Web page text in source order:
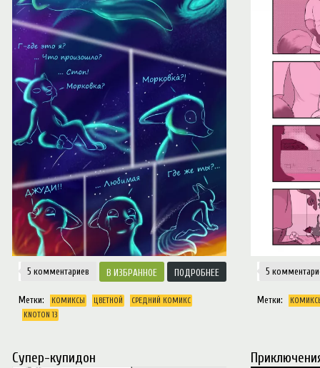
5 комментарие ИЗБРАННОЕ ПОДРОБНЕЕ
Метки: КОМИКСЫ ЦВЕТНОЙ
СРЕДНИЙ КОМИКС
KNOTON 13
5
Метки:
Супер-купидон